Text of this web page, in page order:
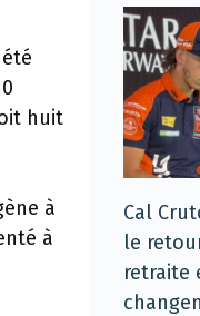
huit
à
à
Cal
le
retraite